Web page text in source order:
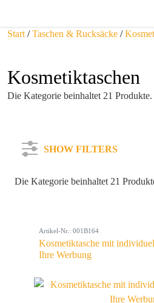
Start /Taschen & Rucksäcke /
Kosmetiktaschen
Die Kategorie beinhaltet 21 Produkte.
SHOW FILTERS
Farbe
Die Kategorie beinhaltet 21
Artikel-Nr.: 001B164
Kosmetiktasche mit
Ihre Werbung